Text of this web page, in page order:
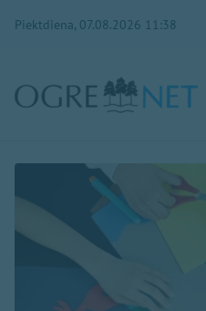
Piektdiena, 07.08.2026 11:38